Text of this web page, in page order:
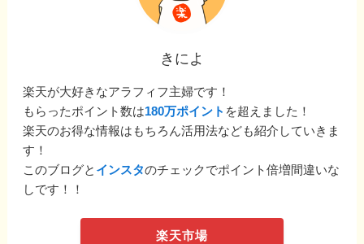
きによ
楽天が大好きなアラフィフ主婦です！
もらったポイント数は180万ポイント を超えました！
楽天のお得な情報はもちろん活用法なども紹介していきま
す！
このブログと インスタのチェックでポイント倍増間違いな
しです！！
楽天市場